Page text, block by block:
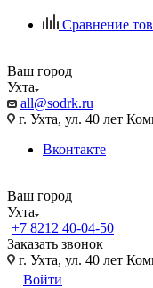
Сравнение
Ваш город
Ухта
all@sodrk.ru
г. Ухта, ул. 40 лет
Вконтакте
Ваш город
Ухта
+7 8212 40-04-50
Заказать звонок
г. Ухта, ул. 40 лет
Войти